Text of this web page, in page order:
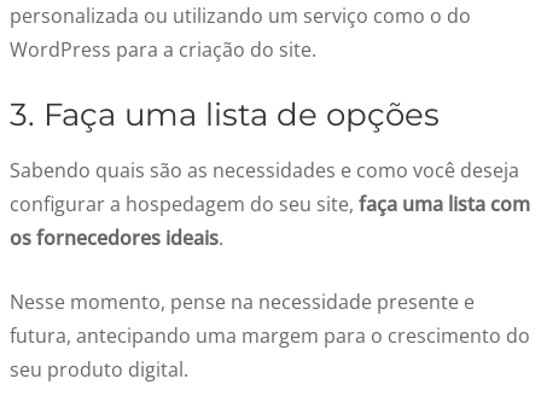
personalizada ou utilizando um serviço como o do
WordPress para a criação do site.
3. Faça uma lista de opções
Sabendo quais são as necessidades e como você deseja
configurar a hospedagem do seu site, faça uma lista com
os fornecedores ideais.
Nesse momento, pense na necessidade presente e
futura, antecipando uma margem para o crescimento do
seu produto digital.